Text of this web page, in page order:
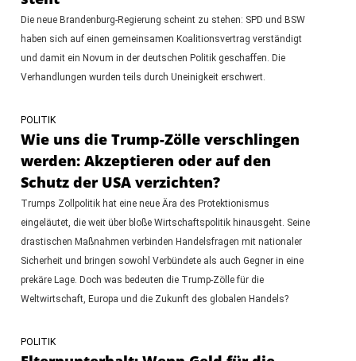
Die neue Brandenburg-Regierung scheint zu stehen: SPD und BSW
haben sich auf einen gemeinsamen Koalitionsvertrag verständigt
und damit ein Novum in der deutschen Politik geschaffen. Die
Verhandlungen wurden teils durch Uneinigkeit erschwert.
POLITIK
Wie uns die Trump-Zölle verschlingen
werden: Akzeptieren oder auf den
Schutz der USA verzichten?
Trumps Zollpolitik hat eine neue Ära des Protektionismus
eingeläutet, die weit über bloße Wirtschaftspolitik hinausgeht. Seine
drastischen Maßnahmen verbinden Handelsfragen mit nationaler
Sicherheit und bringen sowohl Verbündete als auch Gegner in eine
prekäre Lage. Doch was bedeuten die Trump-Zölle für die
Weltwirtschaft, Europa und die Zukunft des globalen Handels?
POLITIK